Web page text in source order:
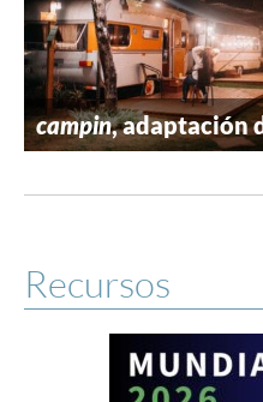
campin, adaptación
Recursos